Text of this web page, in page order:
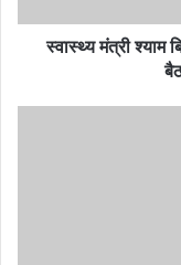
स्वास्थ्य मंत्री श्याम